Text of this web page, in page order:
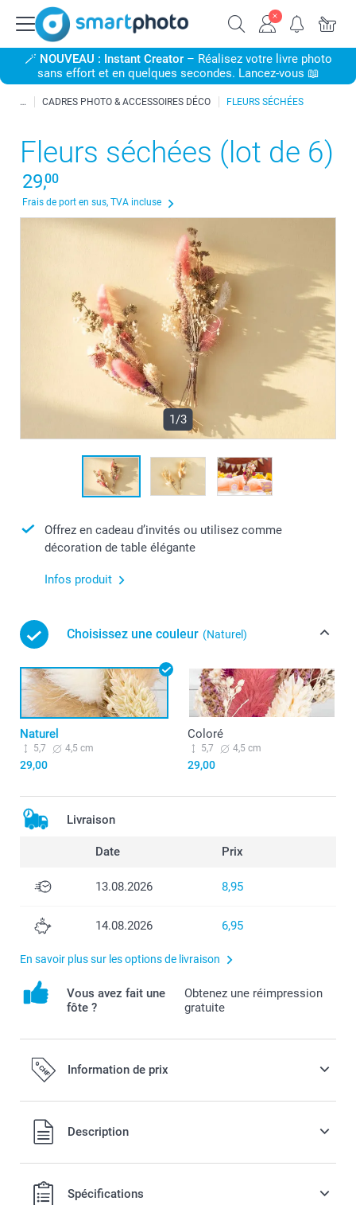
🪄 NOUVEAU : Instant Creator– Réalisez votre livre photo
sans effort et en quelques secondes. Lancez-vous 📖
CADRES PHOTO & ACCESSOIRES DÉCO FLEURS SÉCHÉES
Fleurs séchées (lot de 6)
29,00
Frais de port en sus, TVA incluse
1/3
Offrez en cadeau d’invités ou utilisez comme
décoration de table élégante
Infos produit
Choisissez une couleur (Naturel)
Naturel
5,7 4,5 cm
29,00
Coloré
5,7 4,5 cm
29,00
Livraison
Date Prix
13.08.2026 8,95
14.08.2026 6,95
En savoir plus sur les options de livraison
Vous avez fait une
fôte ?
Obtenez une réimpression
gratuite
Information de prix
Tous les prix sont en francs suisses (CHF), TVA incluse et
hors frais de port.
Description
Spécifications